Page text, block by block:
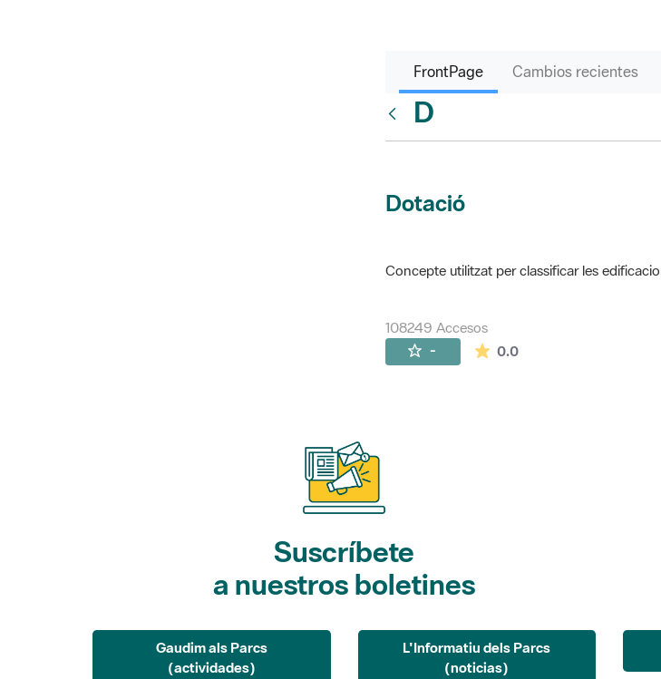
FrontPage Cambios recientes
D
Dotació
Concepte utilitzat per classificar les
108249 Accesos
- 0.0La valoración media es
Suscríbete
a nuestros boletines
Gaudim als Parcs
(actividades)
L'Informatiu dels Parcs
(noticias)